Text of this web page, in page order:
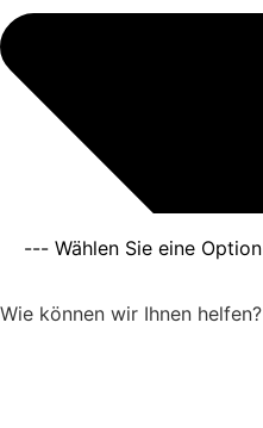
Wie können wir Ihnen helfen?